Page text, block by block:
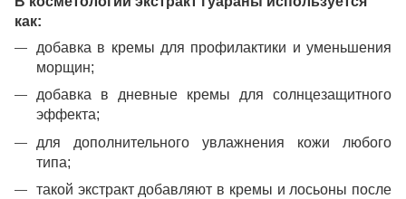
как:
добавка в кремы для профилактики и уменьшения
морщин;
добавка в дневные кремы для солнцезащитного
эффекта;
для дополнительного увлажнения кожи любого
типа;
такой экстракт добавляют в кремы и лосьоны после